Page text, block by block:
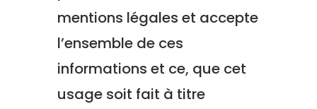
mentions légales et accepte
l’ensemble de ces
informations et ce, que cet
usage soit fait à titre